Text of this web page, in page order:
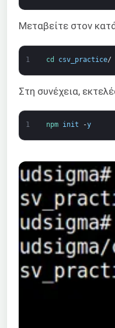
Μεταβείτε στον
1 cd csv_practice/
Στη συνέχεια,
1 npm init -y